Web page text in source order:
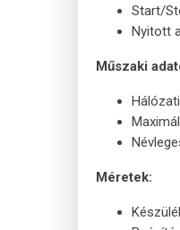
Start/
Nyitott
Műszaki
Méretek: